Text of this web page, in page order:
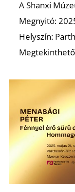
A Shanxi
Megnyitó:
Helyszín: